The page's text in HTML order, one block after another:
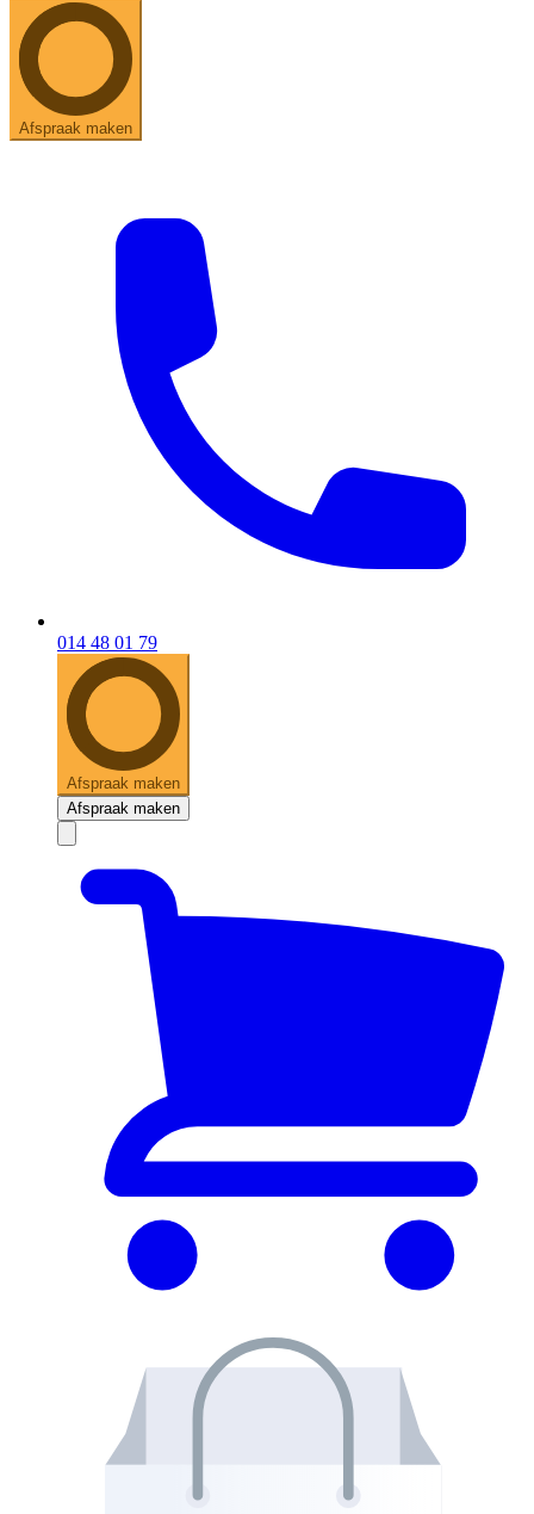
Afspraak maken
014 48 01 79
Afspraak maken
Afspraak maken